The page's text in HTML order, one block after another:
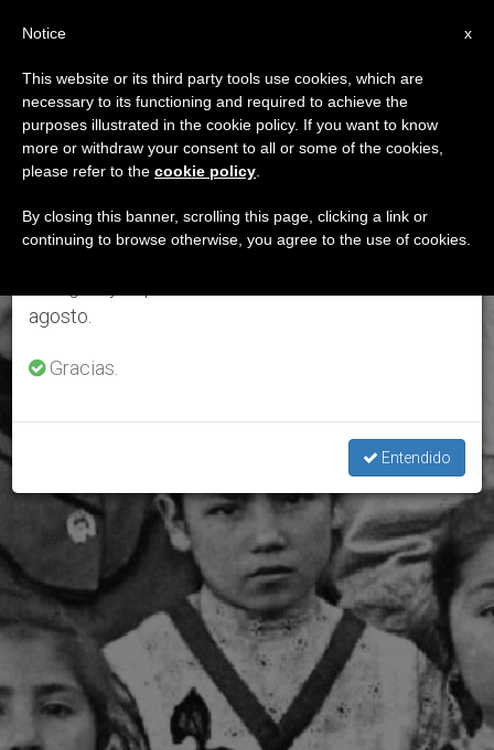
DÍA
Enero 21st, 2017
ÚLTIMAS NOTICIAS
×
Aviso importante
Del 27 de julio al 7 de agosto haremos la pausa
anual, aprovechando que en el periodo de verano
se generan menos informaciones y también el
agosto.
Gracias.
Entendido
x
Notice
This website or its third party tools use cookies, which are
necessary to its functioning and required to achieve the
purposes illustrated in the cookie policy. If you want to know
more or withdraw your consent to all or some of the cookies,
please refer to the cookie policy
By closing this banner, scrolling this page, clicking a link or
continuing to browse otherwise, you agree to the use of cookies.